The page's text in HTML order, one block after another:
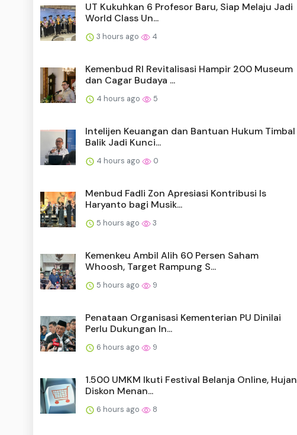
UT Kukuhkan 6 Profesor Baru, Siap Melaju Jadi
World Class Un...
3 hours ago 4
Kemenbud RI Revitalisasi Hampir 200 Museum
dan Cagar Budaya ...
4 hours ago 5
Intelijen Keuangan dan Bantuan Hukum Timbal
Balik Jadi Kunci...
4 hours ago 0
Menbud Fadli Zon Apresiasi Kontribusi Is
Haryanto bagi Musik...
5 hours ago 3
Kemenkeu Ambil Alih 60 Persen Saham
Whoosh, Target Rampung S...
5 hours ago 9
Penataan Organisasi Kementerian PU Dinilai
Perlu Dukungan In...
6 hours ago 9
1.500 UMKM Ikuti Festival Belanja Online, Hujan
Diskon Menan...
6 hours ago 8